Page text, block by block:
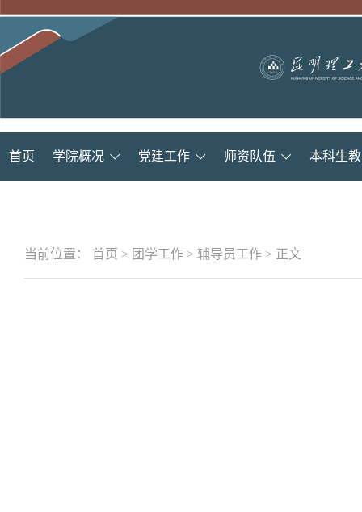
首页 学院概况 党建工作 师资队伍 本科生
当前位置： 首页 > 团学工作 > 辅导员工作 > 正文